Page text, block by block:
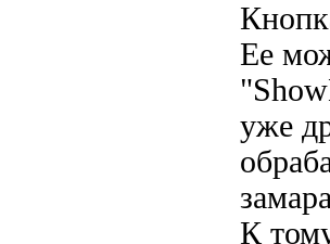
Ее
уже
К